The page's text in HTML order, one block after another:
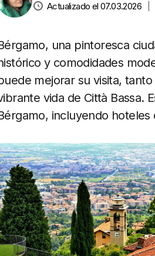
Actualizado el 07.03.2026
una pintoresca
y comodidades
mejorar su visita,
vida de Città Bassa.
incluyendo